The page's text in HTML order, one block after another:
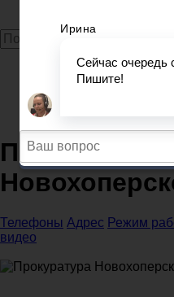
Главная
Прокуратура
Воронежская область
Прокуратура
Прокуратура
Телефоны Адрес Режим
видео